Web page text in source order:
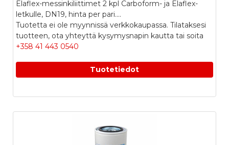
Elaflex-messinkiliittimet 2 kpl Carboform- ja Elaflex-
letkulle, DN19, hinta per pari....
Tuotetta ei ole myynnissä verkkokaupassa. Tilataksesi
tuotteen, ota yhteyttä kysymysnapin kautta tai soita
+358 41 443 0540
Tuotetiedot